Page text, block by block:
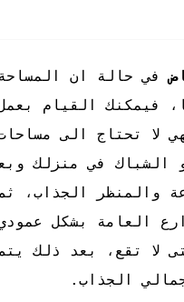
في حالة ان
فيمكنك القيام
لا تحتاج الى
في منزلك
والمنظر الجذاب،
العامة بشكل
لا تقع، بعد ذلك
الجذاب.